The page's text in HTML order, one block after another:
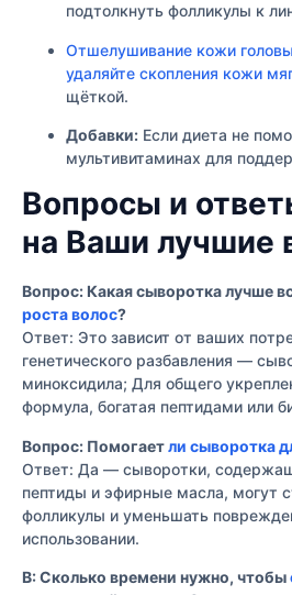
подтолкнуть фолликулы к
Отшелушивание кожи
удаляйте скопления кожи
щёткой.
Добавки: Если диета не
мультивитаминах для
Вопросы и
на Ваши лучшие
Вопрос: Какая сыворотка лучше
роста волос?
Ответ: Это зависит от ваших
генетического разбавления —
миноксидила; Для общего
формула, богатая пептидами или
Вопрос: Помогаетли сыворотка
Ответ: Да — сыворотки,
пептиды и эфирные масла, могут
фолликулы и уменьшать
использовании.
В: Сколько времени нужно, чтобы